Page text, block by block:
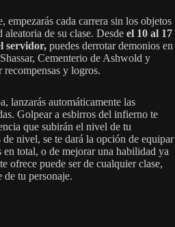
cada carrera sin los objetos
de su clase. Desde el 10 al 17
servidor, puedes derrotar demonios en
Cementerio de Ashwold y
y logros.
lanzarás automáticamente las
Golpear a esbirros del infierno te
que subirán el nivel de tu
de nivel, se te dará la opción de equipar
en total, o de mejorar una habilidad ya
ofrece puede ser de cualquier clase,
de tu personaje.